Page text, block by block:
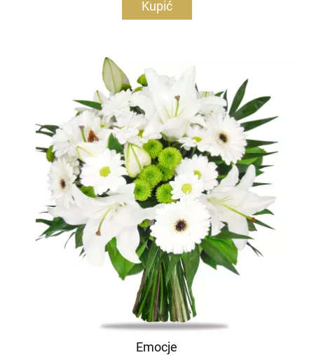
Kupić
Emocje